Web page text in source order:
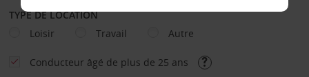
TYPE DE LOCATION
Loisir
Travail Autre
Conducteur âgé de plus de 25 ans